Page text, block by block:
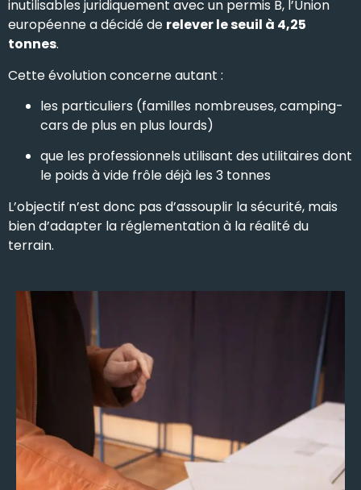
inutilisables juridiquement avec un permis B, l’Union
européenne a décidé de relever le seuil à 4,25
tonnes.
Cette évolution concerne autant :
les particuliers (familles nombreuses, camping-
cars de plus en plus lourds)
que les professionnels utilisant des utilitaires dont
le poids à vide frôle déjà les 3 tonnes
L’objectif n’est donc pas d’assouplir la sécurité, mais
bien d’adapter la réglementation à la réalité du
terrain.